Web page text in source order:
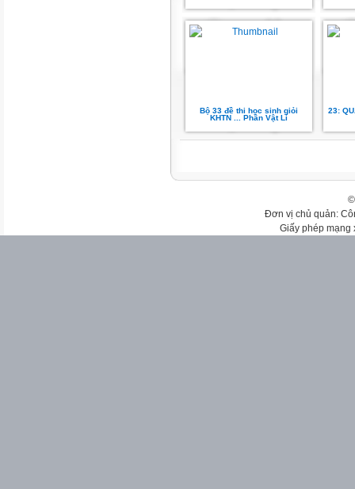
Bộ 33 đề thi học sinh giỏi
KHTN ... Phần Vật Lí
23:
Đơn vị chủ quản:
Giấy phép mạng